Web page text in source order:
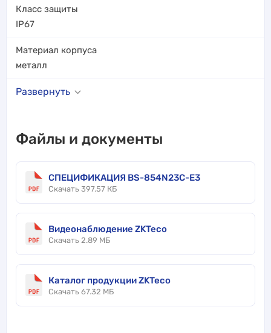
Класс защиты
IP67
Материал корпуса
металл
Развернуть
Файлы и документы
СПЕЦИФИКАЦИЯ BS-854N23C-E3
Скачать 397.57 КБ
Видеонаблюдение ZKTeco
Скачать 2.89 МБ
Каталог продукции ZKTeco
Скачать 67.32 МБ